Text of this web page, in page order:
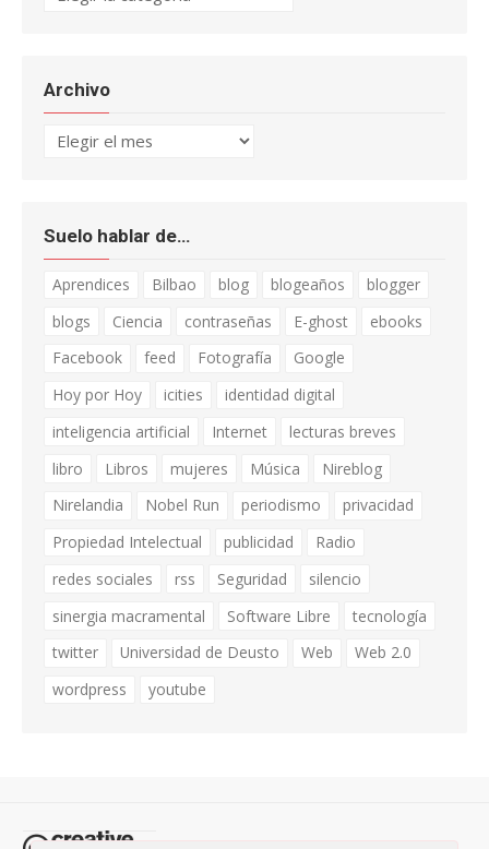
Archivo
Archivo
Suelo hablar de…
Aprendices Bilbao blog blogeaños
blogger
blogs
Ciencia contraseñas E-ghost
ebooks
Facebook
feed Fotografía
Google
Hoy por Hoy
icities
identidad digital
inteligencia artificial
Internet
lecturas breves
libro
Libros mujeres Música
Nireblog
Nirelandia
Nobel Run periodismo
privacidad
Propiedad Intelectual
publicidad
Radio
redes sociales
rss Seguridad
silencio
sinergia macramental
Software Libre
tecnología
twitter
Universidad de Deusto Web
Web 2.0
wordpress
youtube